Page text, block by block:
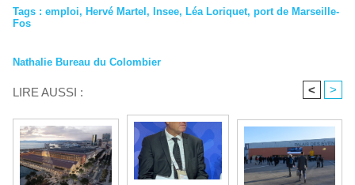
Tags : emploi, Hervé Martel , Insee, Léa Loriquet, port de Marseille-
Fos
Nathalie Bureau du Colombier
LIRE AUSSI : < >